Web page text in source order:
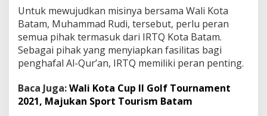
n
g
h
a
p
a
l
l
-
Untuk mewujudkan misinya bersama Wali Kota
Batam, Muhammad Rudi, tersebut, perlu peran
semua pihak termasuk dari IRTQ Kota Batam.
Sebagai pihak yang menyiapkan fasilitas bagi
penghafal Al-Qur’an, IRTQ memiliki peran penting.
Baca Juga:Wali Kota Cup II Golf Tournament
2021, Majukan Sport Tourism Batam